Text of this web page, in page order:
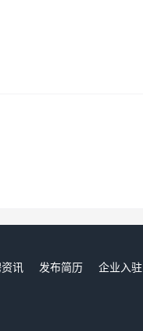
讯 发布简历 企业入驻